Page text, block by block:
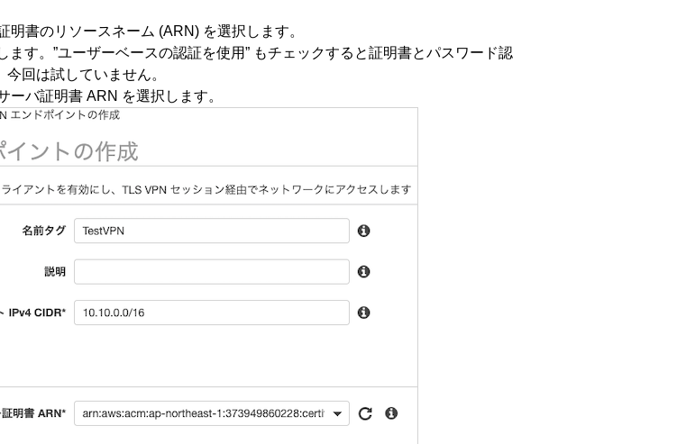
書のリソースネーム (ARN) を選択します。
ます。”ユーザーベースの認証を使用” もチェックすると証明書とパスワード認
回は試していません。
バ証明書 ARN を選択します。